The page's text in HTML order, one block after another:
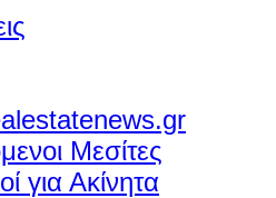
Μεσίτες
για Ακίνητα